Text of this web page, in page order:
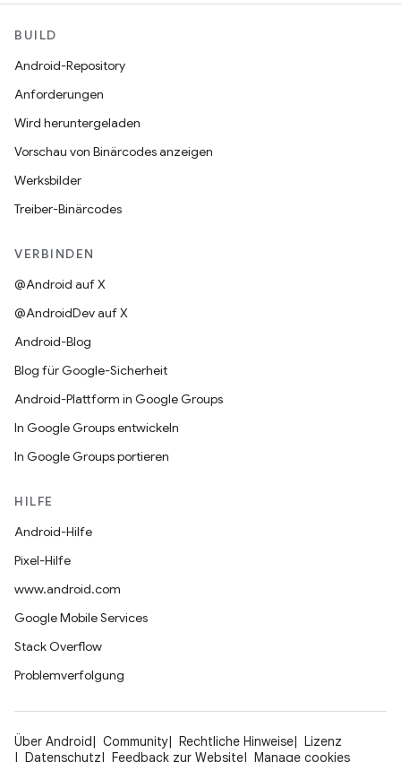
BUILD
Android-Repository
Anforderungen
Wird heruntergeladen
Vorschau von Binärcodes anzeigen
Werksbilder
Treiber-Binärcodes
VERBINDEN
@Android auf X
@AndroidDev auf X
Android-Blog
Blog für Google-Sicherheit
Android-Plattform in Google Groups
In Google Groups entwickeln
In Google Groups portieren
HILFE
Android-Hilfe
Pixel-Hilfe
www.android.com
Google Mobile Services
Stack Overflow
Problemverfolgung
Über Android Community Rechtliche Hinweise
Lizenz
Datenschutz
Feedback zur Website Manage cookies